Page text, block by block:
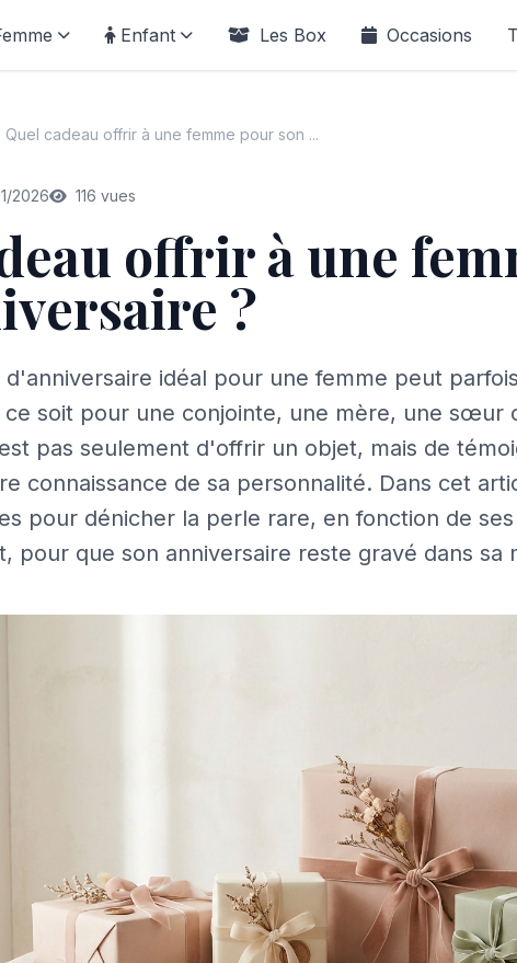
Enfant Les Box Occasions
Quel cadeau offrir à une femme pour son ...
2026 116 vues
offrir à une
?
idéal pour une femme peut
soit pour une conjointe, une mère, une sœur
pas seulement d'offrir un objet, mais de
connaissance de sa personnalité. Dans cet
pour dénicher la perle rare, en fonction de
pour que son anniversaire reste gravé dans sa